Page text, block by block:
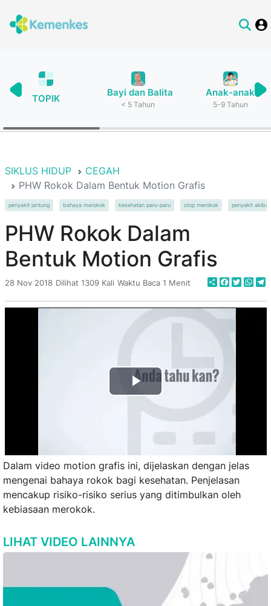
TOPIK
Bayi dan Balita
< 5 Tahun
Anak-anak
5-9 Tahun
SIKLUS HIDUP
CEGAH
PHW Rokok Dalam Bentuk Motion Grafis
penyakit jantung bahaya merokok kesehatan paru-paru stop merokok penyakit
PHW Rokok Dalam
Bentuk Motion Grafis
28 Nov 2018 Dilihat 1309 Kali Waktu Baca 1 Menit Share
Play
Video
Dalam video motion grafis ini, dijelaskan dengan jelas
mengenai bahaya rokok bagi kesehatan. Penjelasan
mencakup risiko-risiko serius yang ditimbulkan oleh
kebiasaan merokok.
LIHAT VIDEO LAINNYA